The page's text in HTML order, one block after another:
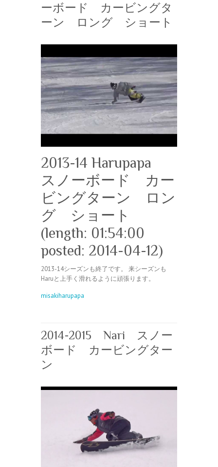
ーボード カービングタ
ーン ロング ショート
2013-14 Harupapa
スノーボード カー
ビングターン ロン
グ ショート
(length: 01:54:00
posted: 2014-04-12)
2013-14シーズンも終了です。 来シーズンも
Haruと上手く滑れるように頑張ります。
misakiharupapa
2014-2015 Nari スノー
ボード カービングター
ン